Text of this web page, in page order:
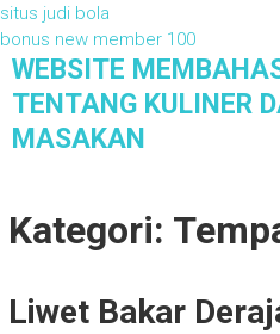
situs judi bola
bonus new member 100
WEBSITE
TENTANG KULINER
MASAKAN
Kategori:
Liwet Bakar